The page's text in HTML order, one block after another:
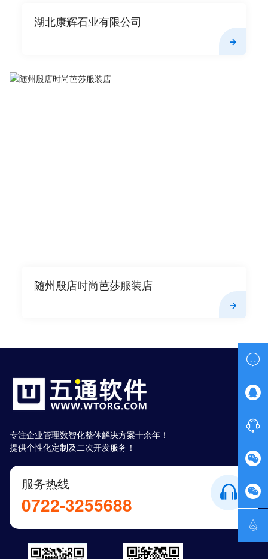
湖北康辉石业有限公司
随州殷店时尚芭莎服装店
专注企业管理数智化整体解决方案十余年！
提供个性化定制及二次开发服务！
服务热线
0722-3255688





